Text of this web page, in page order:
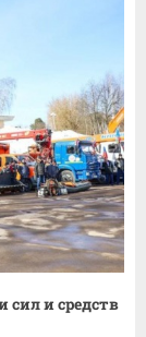
сил и средств